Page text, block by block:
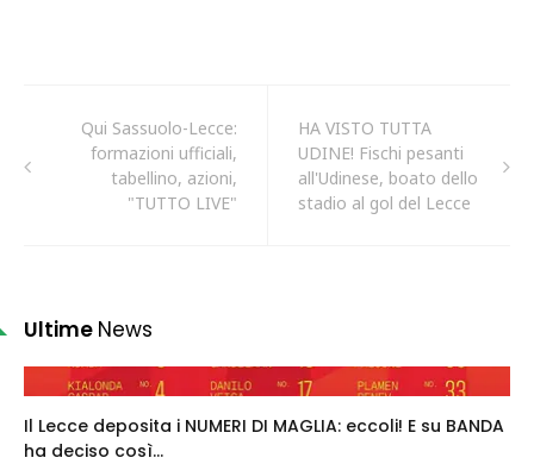
Qui Sassuolo-Lecce:
formazioni ufficiali,
tabellino, azioni,
"TUTTO LIVE"
HA VISTO TUTTA
UDINE! Fischi pesanti
all'Udinese, boato dello
stadio al gol del Lecce
Ultime News
Il Lecce deposita i NUMERI DI MAGLIA: eccoli! E su BANDA
ha deciso così...